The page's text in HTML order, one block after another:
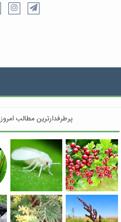
پرطرفدارترین مطالب امروز